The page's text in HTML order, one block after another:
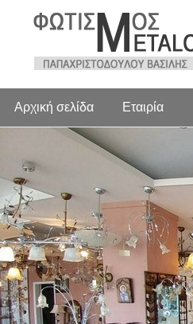
Αρχική σελίδα Εταιρία